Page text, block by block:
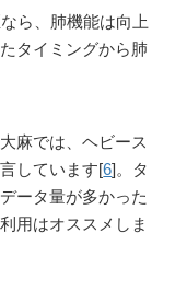
ら、肺機能は向上
タイミングから肺
麻では、ヘビース
しています[6]。タ
ータ量が多かった
用はオススメしま